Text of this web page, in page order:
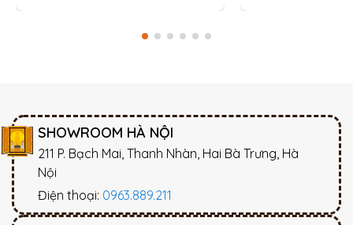
SHOWROOM HÀ NỘI
211 P. Bạch Mai, Thanh Nhàn, Hai Bà Trưng, Hà
Nội
Điện thoại: 0963.889.211